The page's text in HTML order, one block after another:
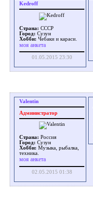
Kedroff
Страна: СССР
Город: Сузун
Хобби: Чебаки и караси.
моя анкета
01.05.2015 23:30
Valentin
Администратор
Страна: Россия
Город: Сузун
Хобби: Музыка, рыбалка,
техника.
моя анкета
02.05.2015 01:38